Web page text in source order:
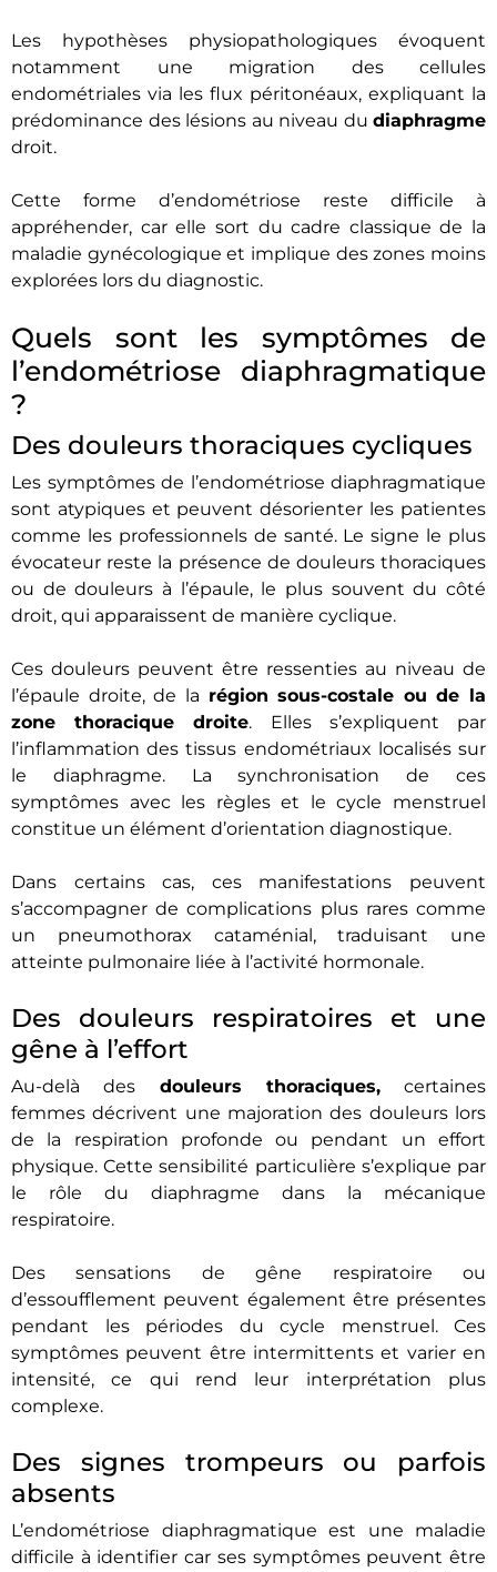
Les hypothèses physiopathologiques évoquent
notamment une migration des cellules
endométriales via les flux péritonéaux, expliquant la
prédominance des lésions au niveau du diaphragme
droit.
Cette forme d’endométriose reste difficile à
appréhender, car elle sort du cadre classique de la
maladie gynécologique et implique des zones moins
explorées lors du diagnostic.
Quels sont les symptômes de
l’endométriose diaphragmatique
?
Des douleurs thoraciques cycliques
Les symptômes de l’endométriose diaphragmatique
sont atypiques et peuvent désorienter les patientes
comme les professionnels de santé. Le signe le plus
évocateur reste la présence de douleurs thoraciques
ou de douleurs à l’épaule, le plus souvent du côté
droit, qui apparaissent de manière cyclique.
Ces douleurs peuvent être ressenties au niveau de
l’épaule droite, de la région sous-costale ou de la
zone thoracique droite. Elles s’expliquent par
l’inflammation des tissus endométriaux localisés sur
le diaphragme. La synchronisation de ces
symptômes avec les règles et le cycle menstruel
constitue un élément d’orientation diagnostique.
Dans certains cas, ces manifestations peuvent
s’accompagner de complications plus rares comme
un pneumothorax cataménial, traduisant une
atteinte pulmonaire liée à l’activité hormonale.
Des douleurs respiratoires et une
gêne à l’effort
Au-delà des douleurs thoraciques,certaines
femmes décrivent une majoration des douleurs lors
de la respiration profonde ou pendant un effort
physique. Cette sensibilité particulière s’explique par
le rôle du diaphragme dans la mécanique
respiratoire.
Des sensations de gêne respiratoire ou
d’essoufflement peuvent également être présentes
pendant les périodes du cycle menstruel. Ces
symptômes peuvent être intermittents et varier en
intensité, ce qui rend leur interprétation plus
complexe.
Des signes trompeurs ou parfois
absents
L’endométriose diaphragmatique est une maladie
difficile à identifier car ses symptômes peuvent être